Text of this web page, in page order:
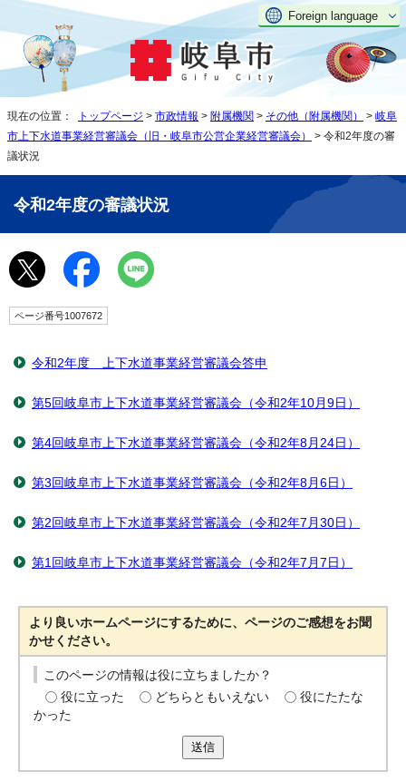
Foreign language
現在の位置： トップページ > 市政情報 > 附属機関 > その他（附属機関） > 岐阜
市上下水道事業経営審議会（旧・岐阜市公営企業経営審議会）
> 令和2年度の審
議状況
令和2年度の審議状況
ページ番号1007672
令和2年度 上下水道事業経営審議会答申
第5回岐阜市上下水道事業経営審議会（令和2年10月9日）
第4回岐阜市上下水道事業経営審議会（令和2年8月24日）
第3回岐阜市上下水道事業経営審議会（令和2年8月6日）
第2回岐阜市上下水道事業経営審議会（令和2年7月30日）
第1回岐阜市上下水道事業経営審議会（令和2年7月7日）
より良いホームページにするために、ページのご感想をお聞
かせください。
このページの情報は役に立ちましたか？
役に立った
どちらともいえない
役にたたな
かった
送信